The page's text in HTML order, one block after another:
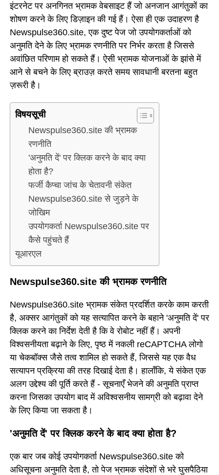
इंटरनेट पर अनगिनत भ्रामक वेबसाइट हैं जो अनजान आगंतुकों का
शोषण करने के लिए डिज़ाइन की गई हैं। ऐसा ही एक उदाहरण है
Newspulse360.site, एक दुष्ट पेज जो उपयोगकर्ताओं को
अनुमति देने के लिए भ्रामक रणनीति पर निर्भर करता है जिससे
अवांछित परिणाम हो सकते हैं। ऐसी भ्रामक योजनाओं के झांसे में
आने से बचने के लिए ब्राउज़ करते समय सावधानी बरतना बहुत
ज़रूरी है।
विषयसूची
Newspulse360.site की भ्रामक
रणनीति
'अनुमति दें' पर क्लिक करने के बाद क्या
होता है?
फर्जी कैप्चा जांच के चेतावनी संकेत
Newspulse360.site से जुड़ने के
जोखिम
उपयोगकर्ता Newspulse360.site पर
कैसे पहुंचते हैं
यूआरएल
Newspulse360.site की भ्रामक रणनीति
Newspulse360.site भ्रामक संकेत प्रदर्शित करके काम करती
है, अक्सर आगंतुकों को यह सत्यापित करने के बहाने 'अनुमति दें' पर
क्लिक करने का निर्देश देती है कि वे रोबोट नहीं हैं। अपनी
विश्वसनीयता बढ़ाने के लिए, पृष्ठ में नकली reCAPTCHA लोगो
या चेकबॉक्स जैसे तत्व शामिल हो सकते हैं, जिससे यह एक वैध
सत्यापन प्रक्रिया की तरह दिखाई देता है। हालाँकि, ये संकेत एक
अलग उद्देश्य की पूर्ति करते हैं - सूचनाएँ भेजने की अनुमति प्राप्त
करना जिसका उपयोग बाद में अविश्वसनीय सामग्री को बढ़ावा देने
के लिए किया जा सकता है।
'अनुमति दें' पर क्लिक करने के बाद क्या होता है?
एक बार जब कोई उपयोगकर्ता Newspulse360.site को
अधिसूचना अनुमति देता है, तो पेज भ्रामक संदेशों से भरे घुसपैठिया